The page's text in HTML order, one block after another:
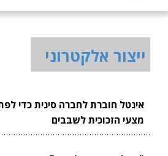
ייצור אלקטרוני
אינטל חוברת לחברה סינית כדי
מצעי הזכוכית לשבבים